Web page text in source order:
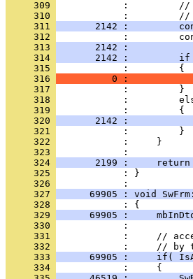
     309
     310
     311
2142 :
     312
     313
2142 :
     314
2142 :         if
     315
     316
0 :
     317
     318
     319
     320
2142 :
     321
     322
     323
     324
2199 :     return
     325
            : }
     326
     327
69905 : void
     328
     329
69905 :
     330
     331
     332
     333
69905 :     if(
     334